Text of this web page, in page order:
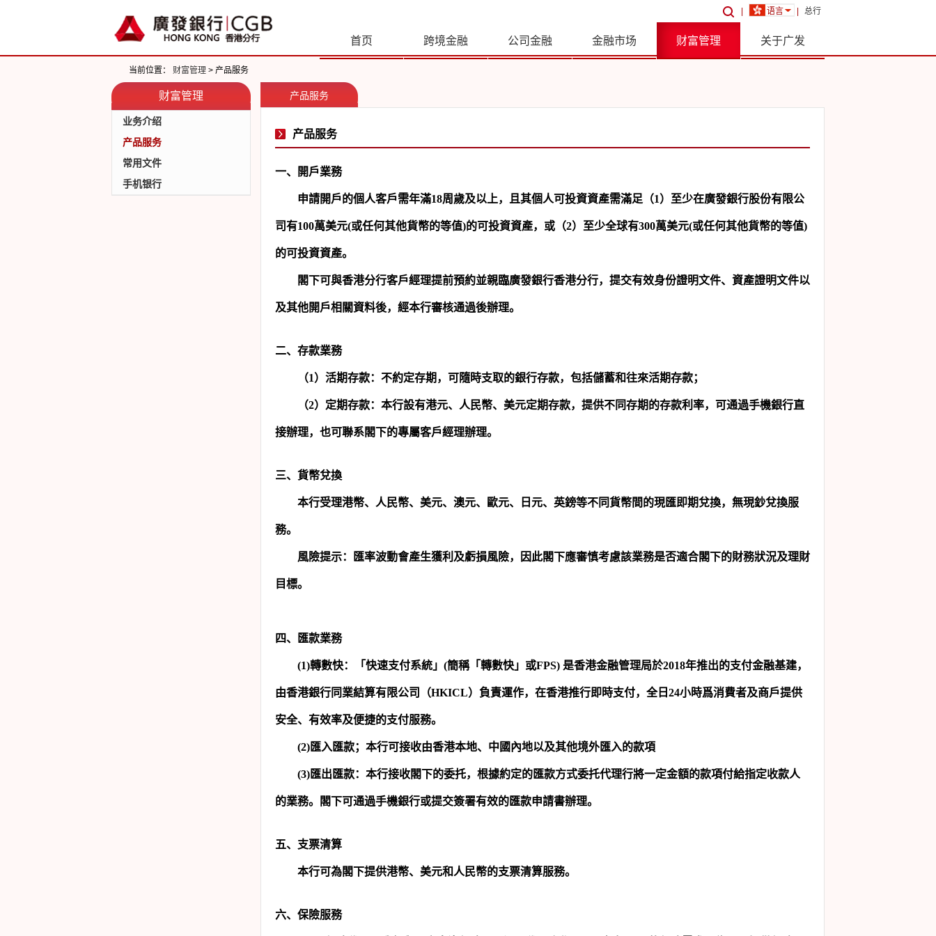
语言 总行
首页 跨境金融 公司金融 金融市场 财富管理 关于广发
当前位置： 财富管理 > 产品服务
财富管理
业务介绍
产品服务
常用文件
手机银行
产品服务
产品服务
一、開戶業務
申請開戶的個人客戶需年滿18周歲及以上，且其個人可投資資產需滿足（1）至少在廣發銀行股份有限公
司有100萬美元(或任何其他貨幣的等值)的可投資資產，或（2）至少全球有300萬美元(或任何其他貨幣的等值)
的可投資資產。
閣下可與香港分行客戶經理提前預約並親臨廣發銀行香港分行，提交有效身份證明文件、資產證明文件以
及其他開戶相關資料後，經本行審核通過後辦理。
二、存款業務
（1）活期存款：不約定存期，可隨時支取的銀行存款，包括儲蓄和往來活期存款；
（2）定期存款：本行設有港元、人民幣、美元定期存款，提供不同存期的存款利率，可通過手機銀行直
接辦理，也可聯系閣下的專屬客戶經理辦理。
三、貨幣兌換
本行受理港幣、人民幣、美元、澳元、歐元、日元、英鎊等不同貨幣間的現匯即期兌換，無現鈔兌換服
務。
風險提示：匯率波動會產生獲利及虧損風險，因此閣下應審慎考慮該業務是否適合閣下的財務狀況及理財
目標。
四、匯款業務
(1)轉數快： 「快速支付系統」(簡稱「轉數快」或FPS) 是香港金融管理局於2018年推出的支付金融基建，
由香港銀行同業結算有限公司（HKICL）負責運作，在香港推行即時支付，全日 24小時爲消費者及商戶提供
安全、有效率及便捷的支付服務。
(2)匯入匯款；本行可接收由香港本地、中國內地以及其他境外匯入的款項
(3)匯出匯款：本行接收閣下的委托，根據約定的匯款方式委托代理行將一定金額的款項付給指定收款人
的業務。閣下可通過手機銀行或提交簽署有效的匯款申請書辦理。
五、支票清算
本行可為閣下提供港幣、美元和人民幣的支票清算服務。
六、保險服務